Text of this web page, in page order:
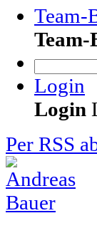
Team-
Team-
Login
Login
Per RSS